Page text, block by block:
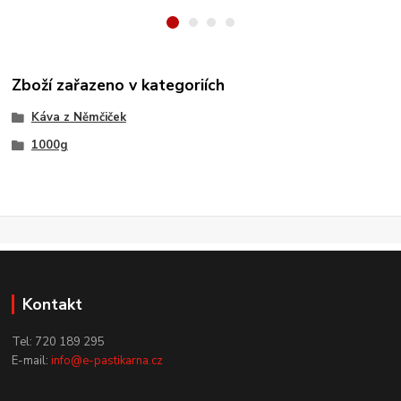
Zboží zařazeno v kategoriích
Káva z Němčiček
1000g
Kontakt
Tel: 720 189 295
E-mail:info@e-pastikarna.cz